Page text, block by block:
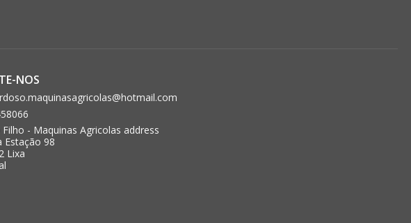
NOS
- Maquinas Agricolas address
Estação 98
Lixa